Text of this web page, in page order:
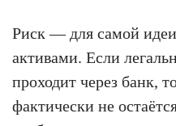
Риск — для самой
активами. Если
проходит через банк,
фактически не